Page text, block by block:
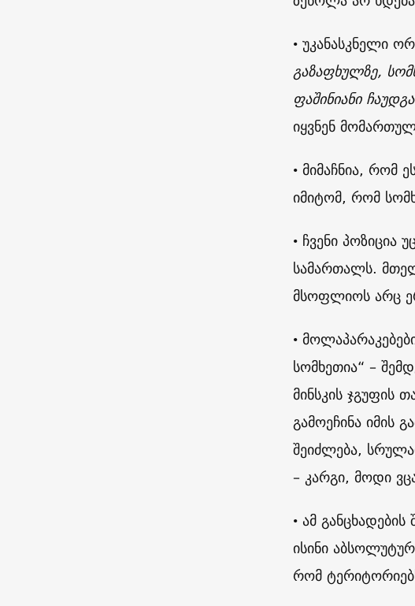
• უკანასკნელი
გაზაფხულზე,
ფაშინიანი
იყვნენ
• მიმაჩნია, რომ
იმიტომ, რომ
• ჩვენი
სამართალს.
მსოფლიოს არც
•
სომხეთია“ –
მინსკის ჯგუფის
გამოეჩინა იმის
შეიძლება,
– კარგი, მოდი
• ამ
ისინი
რომ